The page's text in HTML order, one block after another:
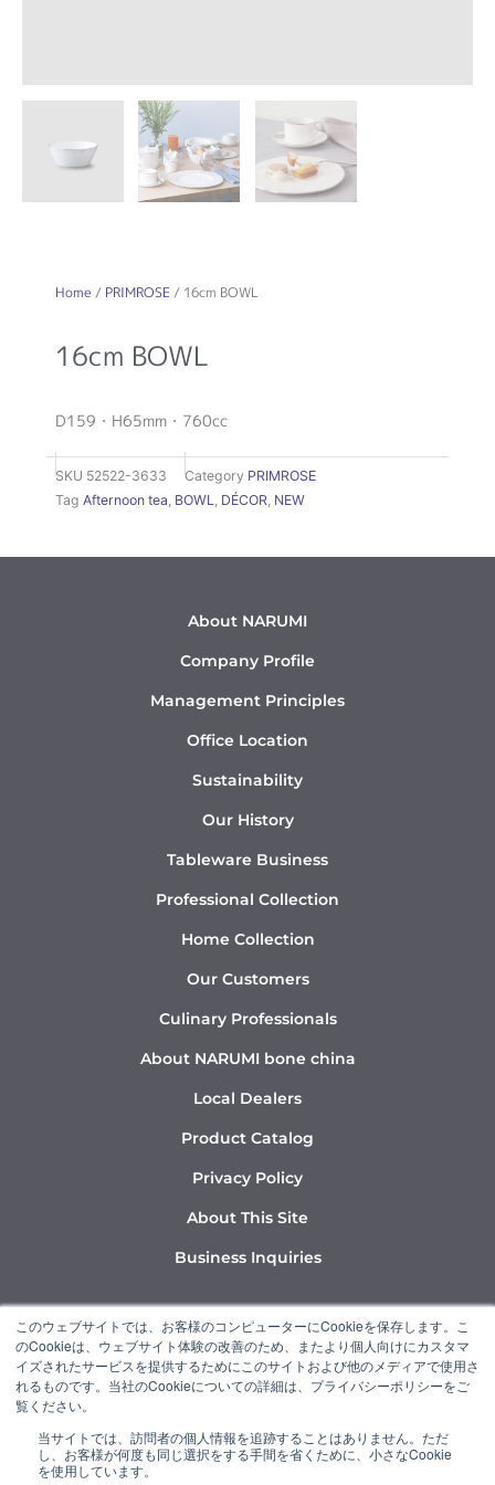
このウェブサイトでは、お客様のコンピューターにCookieを保存します。こ
のCookieは、ウェブサイト体験の改善のため、またより個人向けにカスタマ
イズされたサービスを提供するためにこのサイトおよび他のメディアで使用さ
れるものです。当社のCookieについての詳細は、プライバシーポリシーをご
覧ください。
当サイトでは、訪問者の個人情報を追跡することはありません。ただ
し、お客様が何度も同じ選択をする手間を省くために、小さなCookie
を使用しています。
Home / PRIMROSE / 16cm BOWL
16cm BOWL
D159・H65mm・760cc
SKU 52522-3633 Category PRIMROSE
Tag Afternoon tea BOWL DÉCOR NEW
About NARUMI
Company Profile
Management Principles
Office Location
Sustainability
Our History
Tableware Business
Professional Collection
Home Collection
Our Customers
Culinary Professionals
About NARUMI bone china
Local Dealers
Product Catalog
Privacy Policy
About This Site
Business Inquiries
Y
o
u
t
b
I
n
s
t
g
L
i
n
k
d
“NARUMI” is a member of the Ishizuka Glass Group.